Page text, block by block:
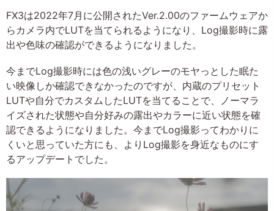
FX3は2022年7月に公開されたVer.2.00のファームウェアか
らカメラ内でLUTを当てられるようになり、Log撮影時に露
出や色味の確認ができるようになりました。
今までLog撮影時には色の浅いグレーのモヤっとした眠た
い映像しか確認できなかったのですが、内蔵のプリセット
LUTや自分でカスタムしたLUTを当てることで、ノーマラ
イズされた状態や自分好みの露出やカラーに近い状態を確
認できるようになりました。今までLog撮影ってわかりに
くいと思っていた方にも、よりLog撮影を身近なものにす
るアップデートでした。